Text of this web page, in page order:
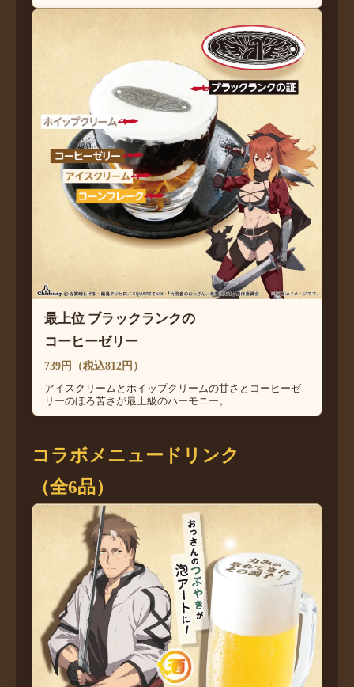
最上位 ブラックランクの
コーヒーゼリー
739円（税込812円）
アイスクリームとホイップクリームの甘さとコーヒーゼ
リーのほろ苦さが最上級のハーモニー。
コラボメニュードリンク
（全6品）